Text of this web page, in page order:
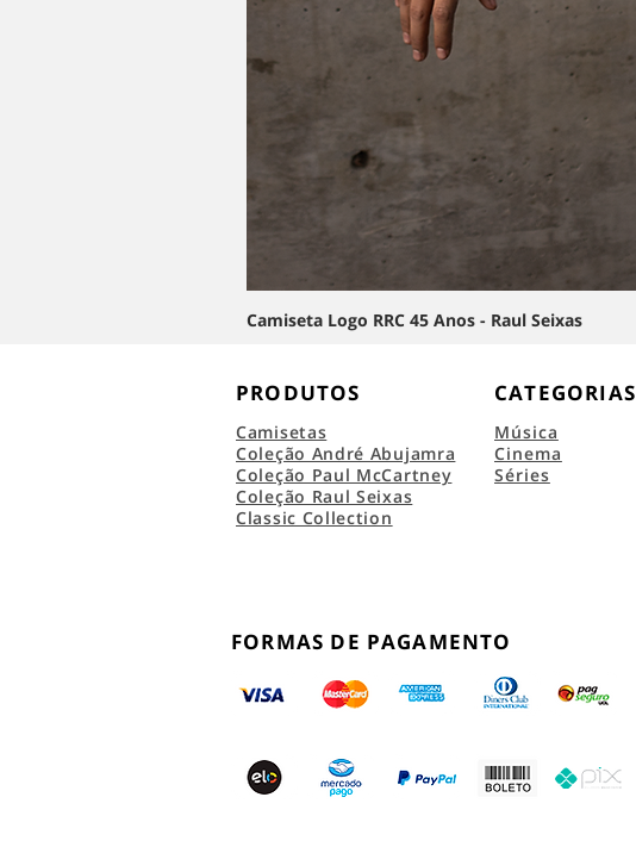
Camiseta Logo RRC 45 Anos - Raul Seixas
PRODUTOS
Camisetas
Coleção André Abujamra
Coleção Paul McCartney
Coleção Raul Seixas
Classic Collection
CATEGORIAS
Música
Cinema
Séries
FORMAS DE PAGAMENTO